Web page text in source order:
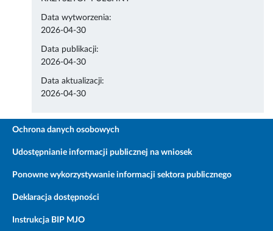
Data wytworzenia:
2026-04-30
Data publikacji:
2026-04-30
Data aktualizacji:
2026-04-30
Ochrona danych osobowych
Udostępnianie informacji publicznej na wniosek
Ponowne wykorzystywanie informacji sektora publicznego
Deklaracja dostępności
Instrukcja BIP MJO